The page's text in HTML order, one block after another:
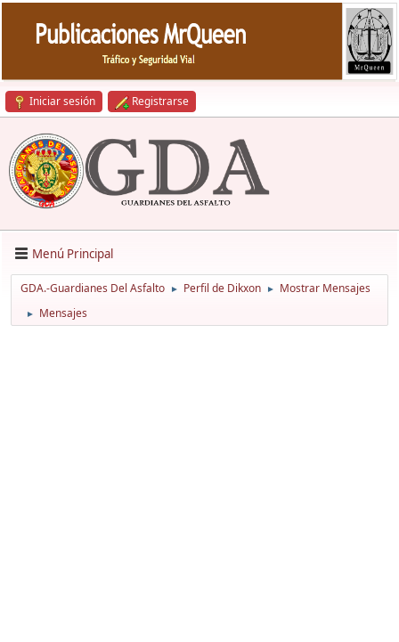
Iniciar sesión Registrarse
Menú Principal
GDA.-Guardianes Del Asfalto ► Perfil de Dikxon ► Mostrar Mensajes
► Mensajes